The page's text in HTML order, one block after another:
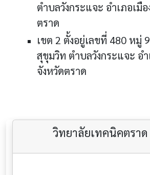
ตำบลวังกระแจะ อำเภอเมือ
ตราด
เขต 2 ตั้งอยู่เลขที่ 480 หมู่
สุขุมวิท ตำบลวังกระแจะ อำ
จังหวัดตราด
วิทยาลัยเทคนิคตราด